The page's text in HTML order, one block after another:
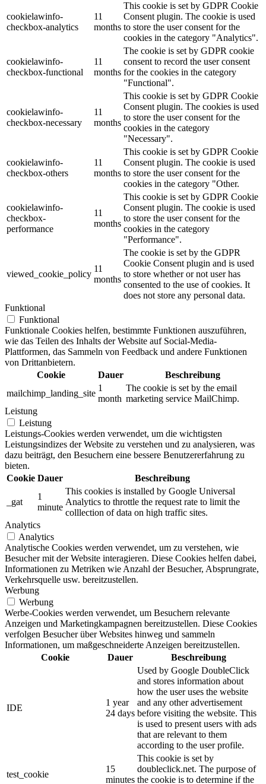
cookielawinfo-
checkbox-analytics
11
months
This cookie is set by GDPR Cookie
Consent plugin. The cookie is used
to store the user consent for the
cookies in the category "Analytics".
cookielawinfo-
checkbox-functional
11
months
The cookie is set by GDPR cookie
consent to record the user consent
for the cookies in the category
"Functional".
cookielawinfo-
checkbox-necessary
11
months
This cookie is set by GDPR Cookie
Consent plugin. The cookies is used
to store the user consent for the
cookies in the category
"Necessary".
cookielawinfo-
checkbox-others
11
months
This cookie is set by GDPR Cookie
Consent plugin. The cookie is used
to store the user consent for the
cookies in the category "Other.
cookielawinfo-
checkbox-
performance
11
months
This cookie is set by GDPR Cookie
Consent plugin. The cookie is used
to store the user consent for the
cookies in the category
"Performance".
viewed_cookie_policy
11
months
The cookie is set by the GDPR
Cookie Consent plugin and is used
to store whether or not user has
consented to the use of cookies. It
does not store any personal data.
Funktional
Funktional
Funktionale Cookies helfen, bestimmte Funktionen auszuführen,
wie das Teilen des Inhalts der Website auf Social-Media-
Plattformen, das Sammeln von Feedback und andere Funktionen
von Drittanbietern.
Cookie
Dauer
Beschreibung
mailchimp_landing_site
1
month
The cookie is set by the email
marketing service MailChimp.
Leistung
Leistung
Leistungs-Cookies werden verwendet, um die wichtigsten
Leistungsindizes der Website zu verstehen und zu analysieren, was
dazu beiträgt, den Besuchern eine bessere Benutzererfahrung zu
bieten.
Cookie Dauer Beschreibung
_gat
1
minute
This cookies is installed by Google Universal
Analytics to throttle the request rate to limit the
colllection of data on high traffic sites.
Analytics
Analytics
Analytische Cookies werden verwendet, um zu verstehen, wie
Besucher mit der Website interagieren. Diese Cookies helfen dabei,
Informationen zu Metriken wie Anzahl der Besucher, Absprungrate,
Verkehrsquelle usw. bereitzustellen.
Werbung
Werbung
Werbe-Cookies werden verwendet, um Besuchern relevante
Anzeigen und Marketingkampagnen bereitzustellen. Diese Cookies
verfolgen Besucher über Websites hinweg und sammeln
Informationen, um maßgeschneiderte Anzeigen bereitzustellen.
Cookie
Dauer Beschreibung
IDE
1 year
24 days
Used by Google DoubleClick
and stores information about
how the user uses the website
and any other advertisement
before visiting the website. This
is used to present users with ads
that are relevant to them
according to the user profile.
test_cookie
15
minutes
This cookie is set by
doubleclick.net. The purpose of
the cookie is to determine if the